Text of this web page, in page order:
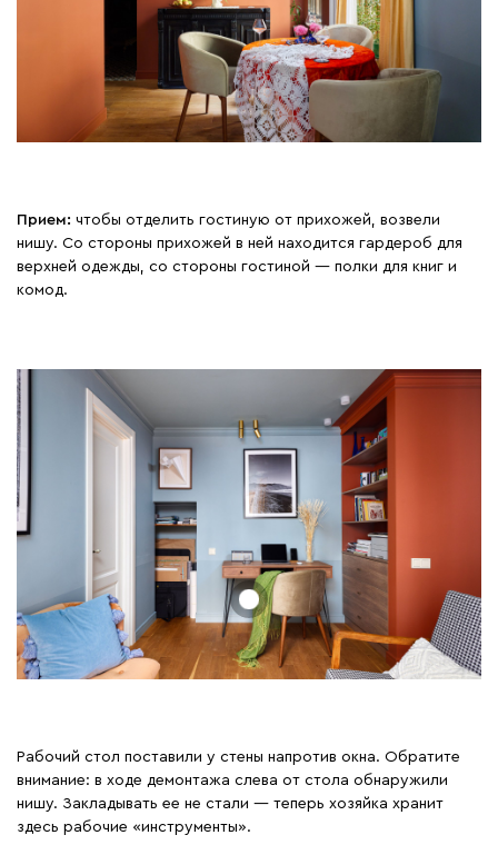
Прием: чтобы отделить гостиную от прихожей, возвели
нишу. Со стороны прихожей в ней находится гардероб для
верхней одежды, со стороны гостиной — полки для книг и
комод.
Рабочий стол поставили у стены напротив окна. Обратите
внимание: в ходе демонтажа слева от стола обнаружили
нишу. Закладывать ее не стали — теперь хозяйка хранит
здесь рабочие «инструменты».